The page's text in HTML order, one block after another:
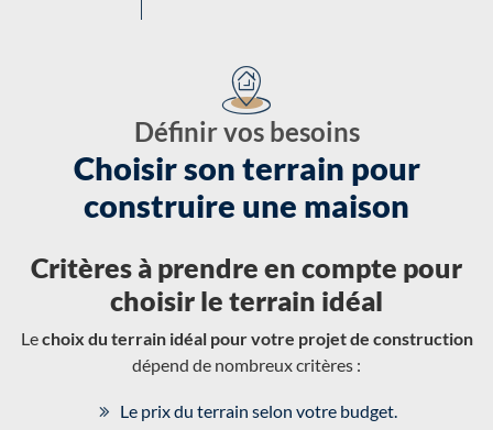
Définir vos besoins
Choisir son terrain pour
construire une maison
Critères à prendre en compte pour
choisir le terrain idéal
Lechoix du terrain idéal pour votre projet de construction
dépend de nombreux critères :
Le prix du terrain selon votre budget.